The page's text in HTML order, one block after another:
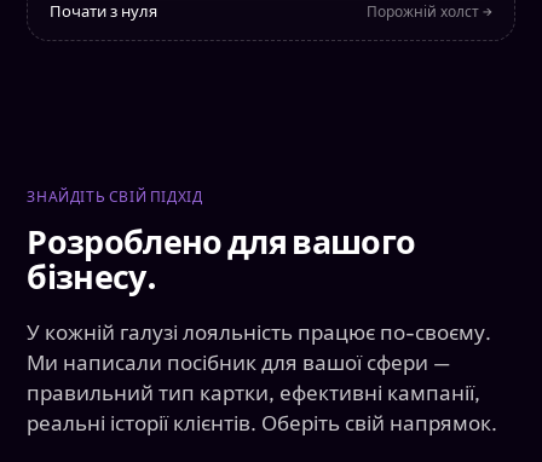
Почати з нуля Порожній холст →
ЗНАЙДІТЬ СВІЙ ПІДХІД
Розроблено для вашого
бізнесу.
У кожній галузі лояльність працює по-своєму.
Ми написали посібник для вашої сфери —
правильний тип картки, ефективні кампанії,
реальні історії клієнтів. Оберіть свій напрямок.